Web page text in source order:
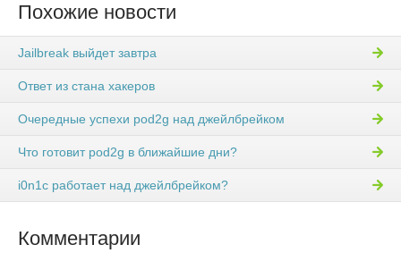
Похожие новости
Jailbreak выйдет завтра
Ответ из стана хакеров
Очередные успехи pod2g над джейлбрейком
Что готовит pod2g в ближайшие дни?
i0n1c работает над джейлбрейком?
Комментарии